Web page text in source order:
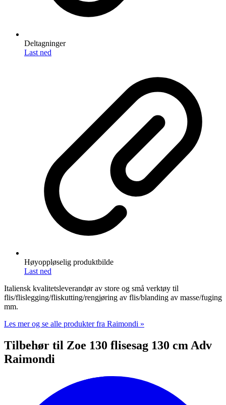
Deltagninger
Last ned
Høyoppløselig produktbilde
Last ned
Italiensk kvalitetsleverandør av store og små verktøy til
flis/flislegging/fliskutting/rengjøring av flis/blanding av masse/fuging
mm.
Les mer og se alle produkter fra Raimondi »
Tilbehør til Zoe 130 flisesag 130 cm Adv
Raimondi